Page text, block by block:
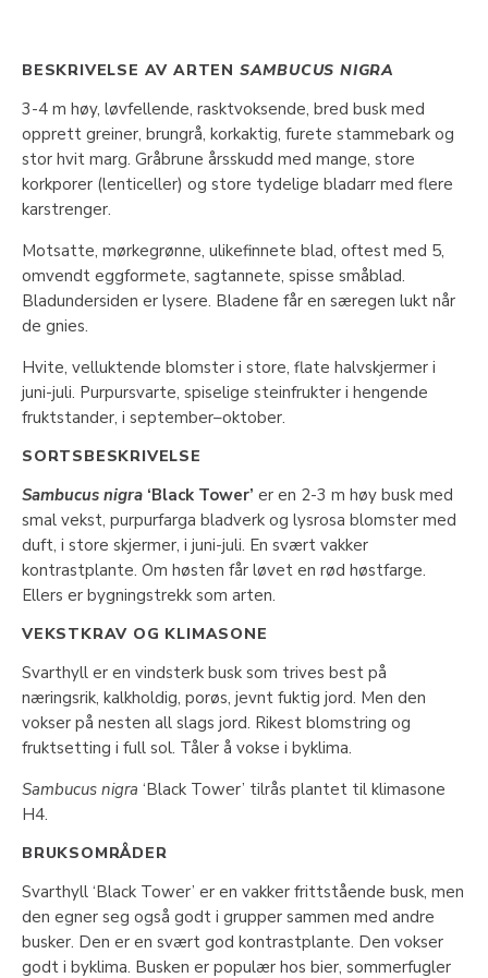
BESKRIVELSE AV ARTEN SAMBUCUS NIGRA
3-4 m høy, løvfellende, rasktvoksende, bred busk med
opprett greiner, brungrå, korkaktig, furete stammebark og
stor hvit marg. Gråbrune årsskudd med mange, store
korkporer (lenticeller) og store tydelige bladarr med flere
karstrenger.
Motsatte, mørkegrønne, ulikefinnete blad, oftest med 5,
omvendt eggformete, sagtannete, spisse småblad.
Bladundersiden er lysere. Bladene får en særegen lukt når
de gnies.
Hvite, velluktende blomster i store, flate halvskjermer i
juni-juli. Purpursvarte, spiselige steinfrukter i hengende
fruktstander, i september–oktober.
SORTSBESKRIVELSE
Sambucus nigra ‘Black Tower’ er en 2-3 m høy busk med
smal vekst, purpurfarga bladverk og lysrosa blomster med
duft, i store skjermer, i juni-juli. En svært vakker
kontrastplante. Om høsten får løvet en rød høstfarge.
Ellers er bygningstrekk som arten.
VEKSTKRAV OG KLIMASONE
Svarthyll er en vindsterk busk som trives best på
næringsrik, kalkholdig, porøs, jevnt fuktig jord. Men den
vokser på nesten all slags jord. Rikest blomstring og
fruktsetting i full sol. Tåler å vokse i byklima.
Sambucus nigra ‘Black Tower’ tilrås plantet til klimasone
H4.
BRUKSOMRÅDER
Svarthyll ‘Black Tower’ er en vakker frittstående busk, men
den egner seg også godt i grupper sammen med andre
busker. Den er en svært god kontrastplante. Den vokser
godt i byklima. Busken er populær hos bier, sommerfugler